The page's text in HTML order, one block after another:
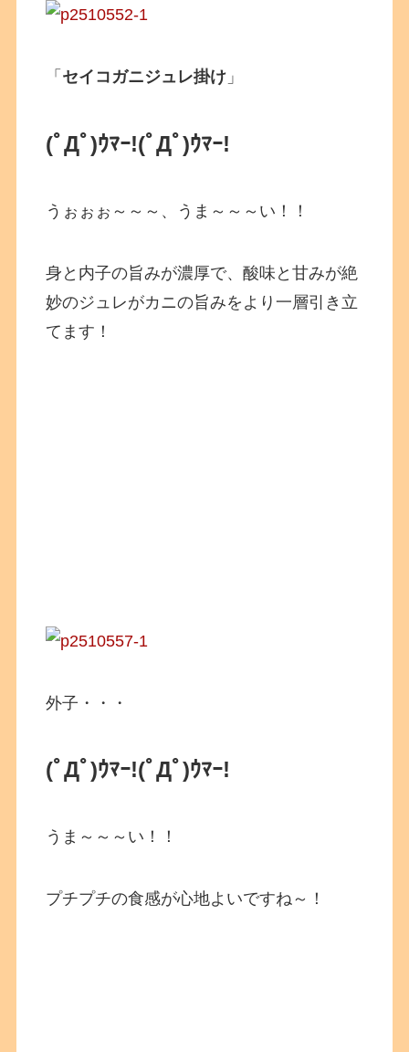
「 セイコガニジュレ掛け 」
(ﾟДﾟ)ｳﾏｰ!(ﾟДﾟ)ｳﾏｰ!
うぉぉぉ～～～、うま～～～い！！
身と内子の旨みが濃厚で、酸味と甘みが絶
妙のジュレがカニの旨みをより一層引き立
てます！
外子・・・
(ﾟДﾟ)ｳﾏｰ!(ﾟДﾟ)ｳﾏｰ!
うま～～～い！！
プチプチの食感が心地よいですね～！